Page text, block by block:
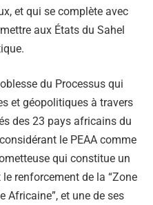
et qui se complète avec
aux États du Sahel
du Processus qui
et géopolitiques à travers
des 23 pays africains du
le PEAA comme
qui constitue un
renforcement de la “Zone
Africaine”, et une de ses